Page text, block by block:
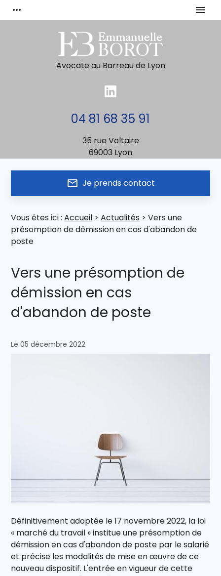
more_horiz menu
Avocate au Barreau de Lyon
04 81 68 35 91
35 rue Voltaire
69003 Lyon
mail_outline Je prends contact
Vous êtes ici : Accueil >Actualités > Vers une
présomption de démission en cas d'abandon de
poste
Vers une présomption de
démission en cas
d'abandon de poste
Le 05 décembre 2022
Définitivement adoptée le 17 novembre 2022, la loi
« marché du travail » institue une présomption de
démission en cas d'abandon de poste par le salarié
et précise les modalités de mise en œuvre de ce
nouveau dispositif. L'entrée en vigueur de cette